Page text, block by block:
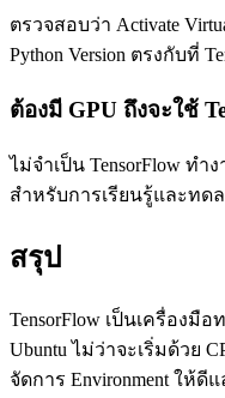
ตรวจสอบว่า Activate
Python Version ตรงกับที่
ต้องมี GPU ถึงจะใช้
ไม่จำเป็น TensorFlow ทำ
สำหรับการเรียนรู้และทด
สรุป
TensorFlow เป็นเครื่องมื
Ubuntu ไม่ว่าจะเริ่มด้วย
จัดการ Environment ให้ดี